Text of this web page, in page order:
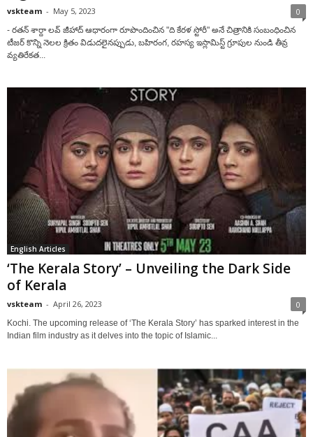
vskteam - May 5, 2023 0
- రతన్ శార్దా ల‌వ్ జీహాద్ ఆధారంగా రూపొందించిన "ది కేరళ స్టోరీ" అనే చిత్రానికి సంబంధించిన
టీజర్ కొన్ని నెలల క్రితం విడుదలైనప్పుడు, బహిరంగ, రహస్య ఇస్లామిస్ట్ గ్రూపుల నుండి తీవ్ర
వ్యతిరేకత...
English Articles
‘The Kerala Story’ – Unveiling the Dark Side
of Kerala
vskteam - April 26, 2023 0
Kochi. The upcoming release of ‘The Kerala Story’ has sparked interest in the
Indian film industry as it delves into the topic of Islamic...